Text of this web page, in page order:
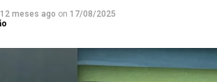
12 meses ago on 17/08/2025